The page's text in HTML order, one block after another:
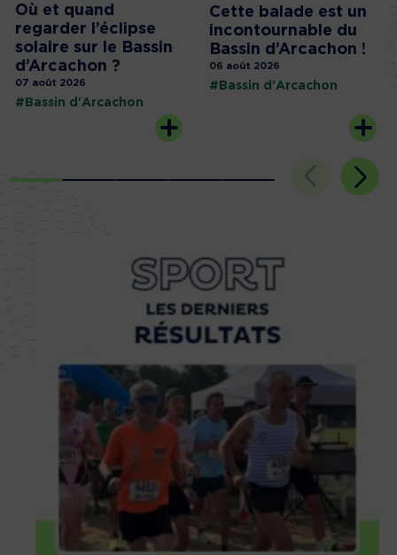
Où et quand
regarder l’éclipse
solaire sur le Bassin
d’Arcachon ?
07 août 2026
#Bassin d'Arcachon
Cette balade est un
incontournable du
Bassin d’Arcachon !
06 août 2026
#Bassin d'Arcachon